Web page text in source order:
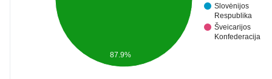
Slovėnijos
Respublika
Šveicarijos
Konfederacija
87.9%